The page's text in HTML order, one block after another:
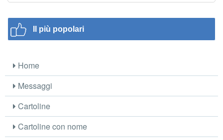
Il più popolari
Home
Messaggi
Cartoline
Cartoline con nome